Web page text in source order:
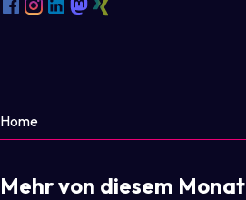
Home
Mehr von diesem Monat